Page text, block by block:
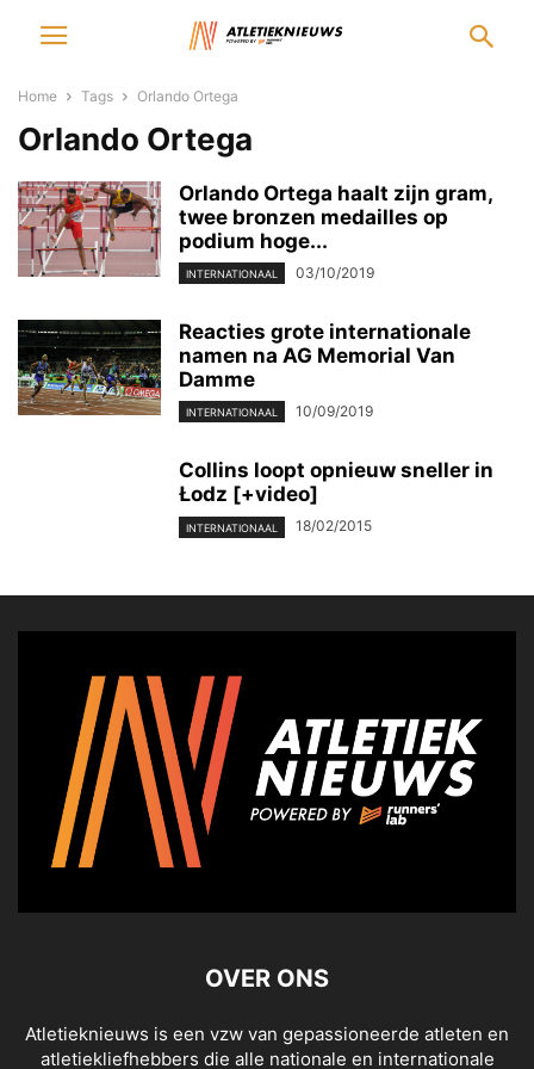
Home Tags Orlando Ortega
Orlando Ortega
Orlando Ortega haalt zijn gram,
twee bronzen medailles op
podium hoge...
INTERNATIONAAL 03/10/2019
Reacties grote internationale
namen na AG Memorial Van
Damme
INTERNATIONAAL 10/09/2019
Collins loopt opnieuw sneller in
Łodz [+video]
INTERNATIONAAL 18/02/2015
OVER ONS
Atletieknieuws is een vzw van gepassioneerde atleten en
atletiekliefhebbers die alle nationale en internationale